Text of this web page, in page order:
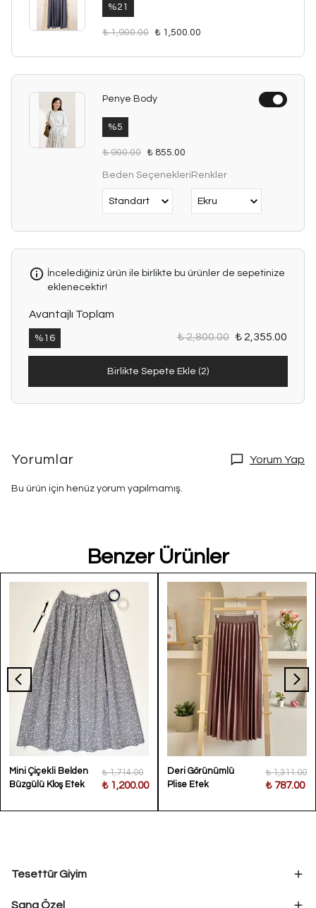
%21
₺ 1,900.00 ₺ 1,500.00
Penye Body
%5
₺ 900.00 ₺ 855.00
Beden SeçenekleriRenkler
İncelediğiniz ürün ile birlikte bu ürünler de sepetinize
eklenecektir!
Avantajlı Toplam
% 16 ₺ 2,800.00 ₺ 2,355.00
Birlikte Sepete Ekle (2)
Yorumlar Yorum Yap
Bu ürün için henüz yorum yapılmamış.
Benzer Ürünler
Mini Çiçekli Belden
Büzgülü Kloş Etek
₺ 1,714.00
₺ 1,200.00
Deri Görünümlü
Plise Etek
₺ 1,311.00
₺ 787.00
Tesettür Giyim
Sana Özel